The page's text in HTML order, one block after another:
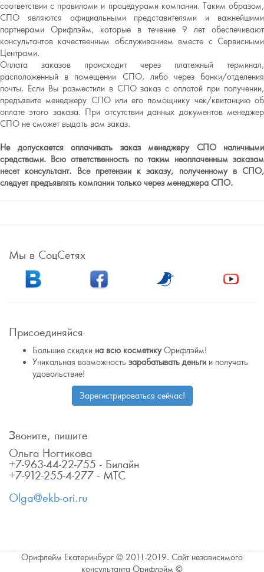
соответствии с правилами и процедурами компании. Таким образом,
СПО являются официальными представителями и важнейшими
партнерами Орифлэйм, которые в течение 9 лет обеспечивают
консультантов качественным обслуживанием вместе с Сервисными
Центрами.
Оплата заказов происходит через платежный терминал,
расположенный в помещении СПО, либо через банки/отделения
почты. Если Вы разместили в СПО заказ с оплатой при получении,
предъявите менеджеру СПО или его помощнику чек/квитанцию об
оплате этого заказа. При отсутствии данных документов менеджер
СПО не сможет выдать вам заказ.
Не допускается оплачивать заказ менеджеру СПО наличными
средствами. Всю ответственность по таким неоплаченным заказам
несет консультант. Все претензии к заказу, полученному в СПО,
следует предъявлять компании только через менеджера СПО.
Мы в СоцСетях
Присоединяйся
Большие скидки на всю косметикуОрифлэйм!
Уникальная возможность зарабатывать деньги и получать
удовольствие!
Зарегистрироваться сейчас!
Звоните, пишите
Ольга Ногтикова
+7-963-44-22-755 - Билайн
+7-912-255-4-277 - МТС
Olga@ekb-ori.ru
Орифлейм Екатеринбург © 2011-2019. Сайт независимого
консультанта Орифлэйм ©